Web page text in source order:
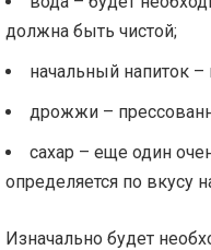
должна быть чистой;
начальный напиток –
дрожжи –
сахар – еще один
определяется по вкусу
Изначально будет